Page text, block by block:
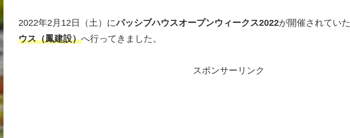
2022年2月12日（土）にパッシブハウスオープンウィークス2022が開催されていた
ウス（鳳建設）へ行ってきました。
スポンサーリンク